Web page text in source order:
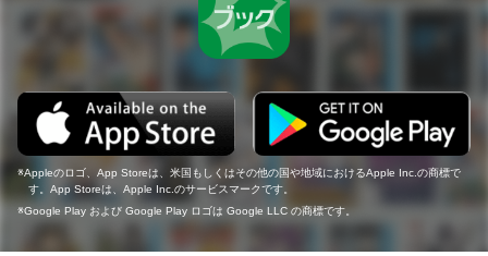
Appleのロゴ、App Storeは、米国もしくはその他の国や地域におけるApple Inc.の商標で
す。App Storeは、Apple Inc.のサービスマークです。
Google Play および Google Play ロゴは Google LLC の商標です。